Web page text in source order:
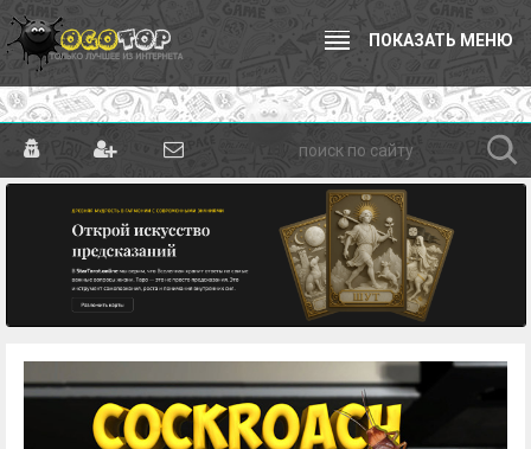
ПОКАЗАТЬ МЕНЮ